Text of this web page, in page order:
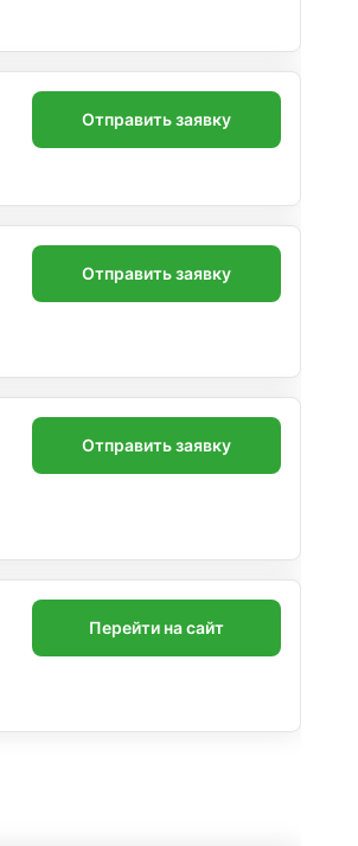
Отправить заявку
Отправить заявку
Отправить заявку
Перейти на сайт